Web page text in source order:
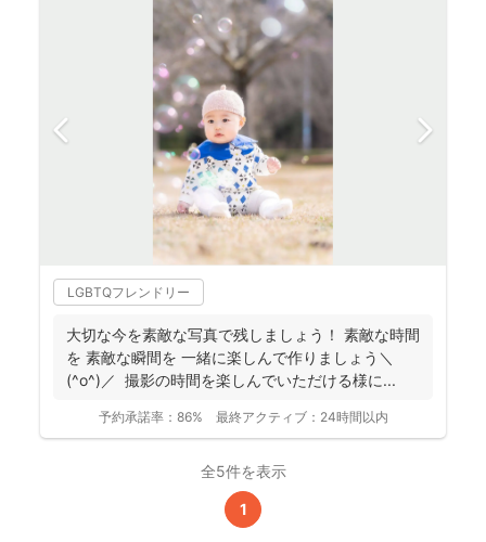
LGBTQフレンドリー
大切な今を素敵な写真で残しましょう！ 素敵な時間
を 素敵な瞬間を 一緒に楽しんで作りましょう＼
(^o^)／ 撮影の時間を楽しんでいただける様に...
予約承諾率： 86% 最終アクティブ： 24時間以内
全5件を表示
1